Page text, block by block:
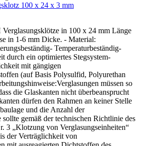
100 x 24 x 3 mm
in 100 x 24 mm Länge
in 1-6 mm Dicke. - Material:
Temperaturbeständig-
durch ein optimiertes Stegsystem-
mit gängigen
(auf Basis Polysulfid, Polyurethan
müssen so
die Glaskanten nicht überbeansprucht
dürfen den Rahmen an keiner Stelle
und die Anzahl der
sollte gemäß der technischen Richtlinie des
3 „Klotzung von Verglasungseinheiten“
der Verträglichkeit von